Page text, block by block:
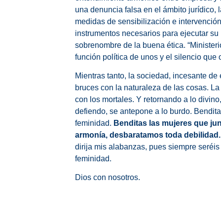
una denuncia falsa en el ámbito jurídico,
medidas de sensibilización e
instrumentos necesarios para ejecutar
sobrenombre de la buena ética.
función política de unos y el silencio que
Mientras tanto, la sociedad, incesante
bruces con la naturaleza de las cosas.
con los mortales. Y retornando a lo
defiendo, se antepone a lo burdo.
feminidad. Benditas las mujeres que
armonía, desbaratamos toda debilidad.
dirija mis alabanzas, pues siempre
feminidad.
Dios con nosotros.